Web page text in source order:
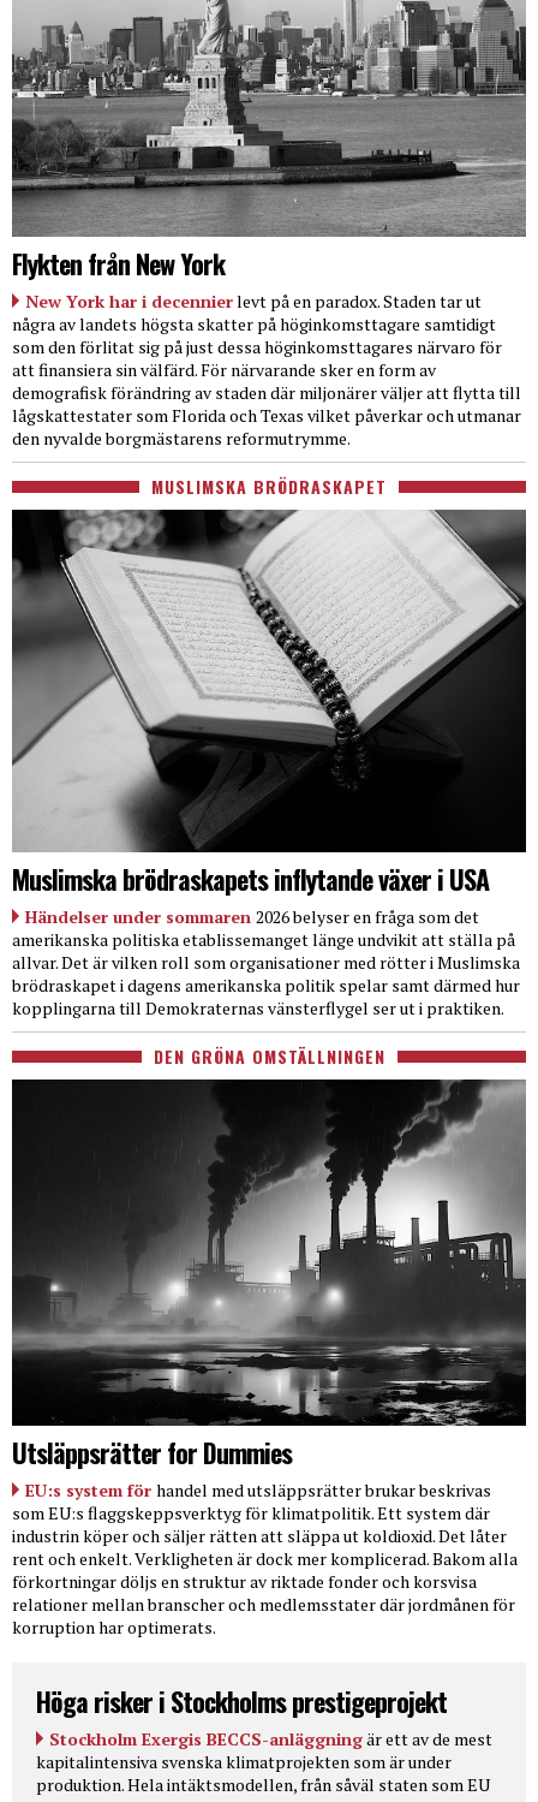
Flykten från New York
New York har i decennierlevt på en paradox. Staden tar ut
några av landets högsta skatter på höginkomsttagare samtidigt
som den förlitat sig på just dessa höginkomsttagares närvaro för
att finansiera sin välfärd. För närvarande sker en form av
demografisk förändring av staden där miljonärer väljer att flytta till
lågskattestater som Florida och Texas vilket påverkar och utmanar
den nyvalde borgmästarens reformutrymme.
MUSLIMSKA BRÖDRASKAPET
Muslimska brödraskapets inflytande växer i USA
Händelser under sommaren 2026 belyser en fråga som det
amerikanska politiska etablissemanget länge undvikit att ställa på
allvar. Det är vilken roll som organisationer med rötter i Muslimska
brödraskapet i dagens amerikanska politik spelar samt därmed hur
kopplingarna till Demokraternas vänsterflygel ser ut i praktiken.
DEN GRÖNA OMSTÄLLNINGEN
Utsläppsrätter for Dummies
EU:s system för handel med utsläppsrätter brukar beskrivas
som EU:s flaggskeppsverktyg för klimatpolitik. Ett system där
industrin köper och säljer rätten att släppa ut koldioxid. Det låter
rent och enkelt. Verkligheten är dock mer komplicerad. Bakom alla
förkortningar döljs en struktur av riktade fonder och korsvisa
relationer mellan branscher och medlemsstater där jordmånen för
korruption har optimerats.
Höga risker i Stockholms prestigeprojekt
Stockholm Exergis BECCS-anläggningär ett av de mest
kapitalintensiva svenska klimatprojekten som är under
produktion. Hela intäktsmodellen, från såväl staten som EU